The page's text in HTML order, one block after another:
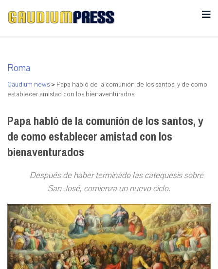
Roma
Gaudium news > Papa habló de la comunión de los santos, y de como
establecer amistad con los bienaventurados
Papa habló de la comunión de los santos, y
de como establecer amistad con los
bienaventurados
Después de haber terminado las catequesis sobre
San José, comienza un nuevo ciclo.